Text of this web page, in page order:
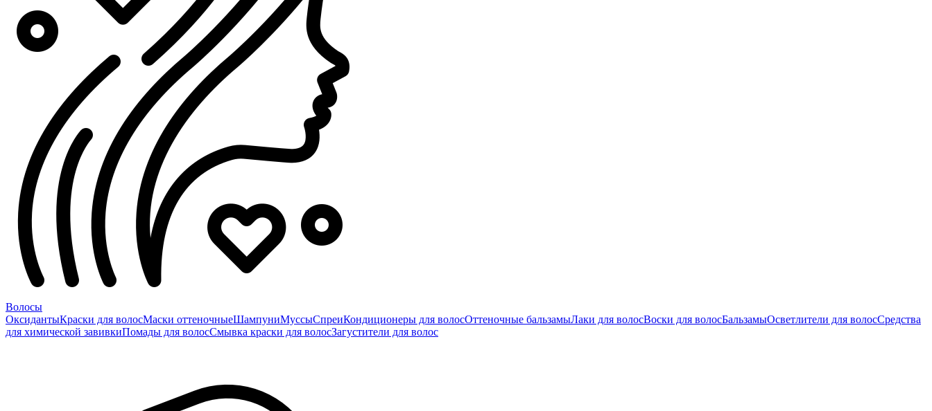
Волосы
ОксидантыКраски для волосМаски оттеночныеШампуниМуссыСпреиКондиционеры для волосОттеночные бальзамыЛаки для волосВоски для волосБальзамыОсветлители для волосСредства
для химической завивкиПомады для волосСмывка краски для волосЗагустители для волос